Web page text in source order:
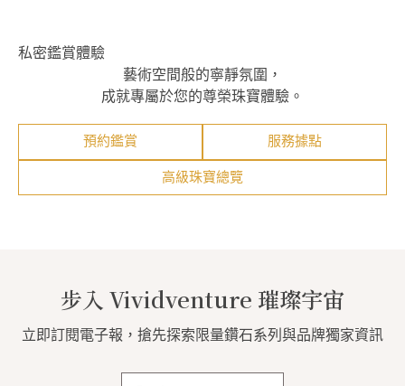
私密鑑賞體驗
藝術空間般的寧靜氛圍，
成就專屬於您的尊榮珠寶體驗。
預約鑑賞 服務據點
高級珠寶總覽
步入 Vividventure 璀璨宇宙
立即訂閱電子報，搶先探索限量鑽石系列與品牌獨家資訊